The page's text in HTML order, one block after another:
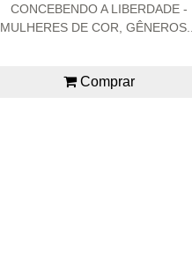
CONCEBENDO A LIBERDADE -
MULHERES DE COR, GÊNEROS...
Comprar